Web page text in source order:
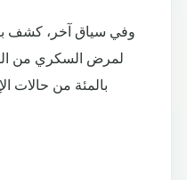
وفي سياق آخر، كشف
بالمئة من حالات